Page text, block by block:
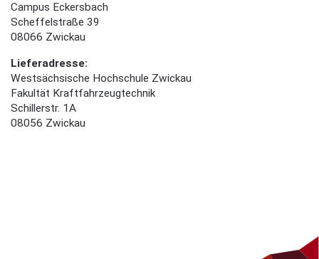
Campus Eckersbach
Scheffelstraße 39
08066 Zwickau
Lieferadresse:
Westsächsische Hochschule Zwickau
Fakultät Kraftfahrzeugtechnik
Schillerstr. 1A
08056 Zwickau